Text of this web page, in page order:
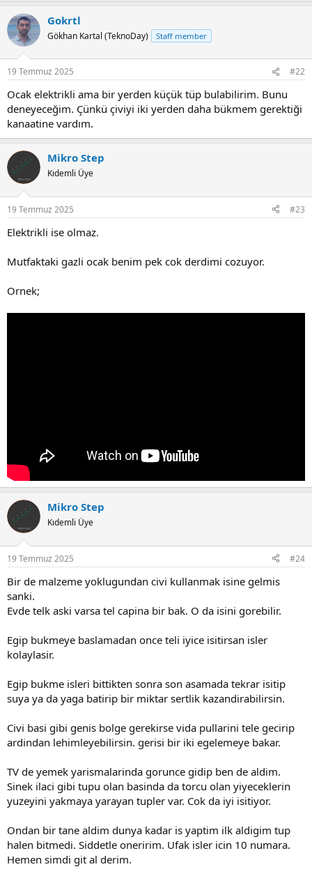
c
t
i
s
Gokrtl
Gökhan Kartal (TeknoDay) Staff member
19 Temmuz 2025 #22
Ocak elektrikli ama bir yerden küçük tüp bulabilirim. Bunu
deneyeceğim. Çünkü çiviyi iki yerden daha bükmem gerektiği
kanaatine vardım.
Mikro Step
Kıdemli Üye
19 Temmuz 2025 #23
Elektrikli ise olmaz.
Mutfaktaki gazli ocak benim pek cok derdimi cozuyor.
Ornek;
Mikro Step
Kıdemli Üye
19 Temmuz 2025 #24
Bir de malzeme yoklugundan civi kullanmak isine gelmis
sanki.
Evde telk aski varsa tel capina bir bak. O da isini gorebilir.
Egip bukmeye baslamadan once teli iyice isitirsan isler
kolaylasir.
Egip bukme isleri bittikten sonra son asamada tekrar isitip
suya ya da yaga batirip bir miktar sertlik kazandirabilirsin.
Civi basi gibi genis bolge gerekirse vida pullarini tele gecirip
ardindan lehimleyebilirsin. gerisi bir iki egelemeye bakar.
TV de yemek yarismalarinda gorunce gidip ben de aldim.
Sinek ilaci gibi tupu olan basinda da torcu olan yiyeceklerin
yuzeyini yakmaya yarayan tupler var. Cok da iyi isitiyor.
Ondan bir tane aldim dunya kadar is yaptim ilk aldigim tup
halen bitmedi. Siddetle oneririm. Ufak isler icin 10 numara.
Hemen simdi git al derim.